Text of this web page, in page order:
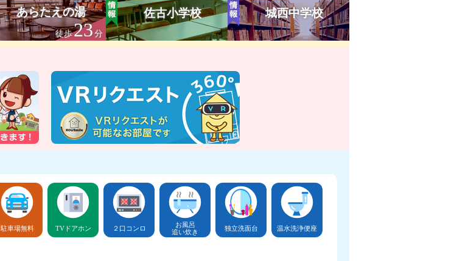
あらたえの湯
徒歩23分
佐古小学校 城西中学校
駐車場無料 TVドアホン ２口コンロ
お風呂
追い炊き
独立洗面台 温水洗浄便座